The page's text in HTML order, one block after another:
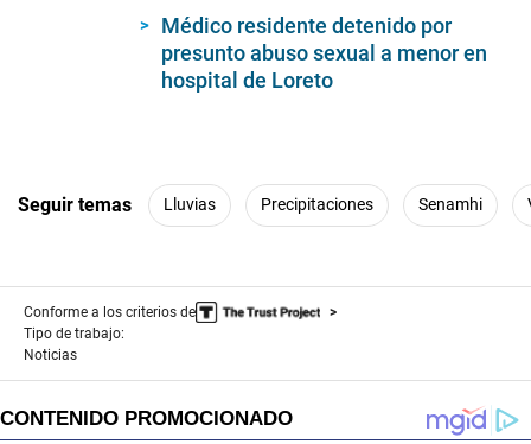
Médico residente detenido por
presunto abuso sexual a menor en
hospital de Loreto
Seguir temas Lluvias Precipitaciones Senamhi
Conforme a los criterios de
Tipo de trabajo:
Noticias